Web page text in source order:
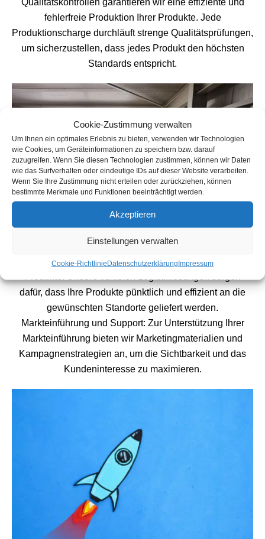
Cookie-Zustimmung verwalten
Um Ihnen ein optimales Erlebnis zu bieten, verwenden wir Technologien
wie Cookies, um Geräteinformationen zu speichern bzw. darauf
zuzugreifen. Wenn Sie diesen Technologien zustimmen, können wir Daten
wie das Surfverhalten oder eindeutige IDs auf dieser Website verarbeiten.
Wenn Sie Ihre Zustimmung nicht erteilen oder zurückziehen, können
bestimmte Merkmale und Funktionen beeinträchtigt werden.
Akzeptieren
Einstellungen verwalten
Cookie-RichtlinieDatenschutzerklärungImpressum
fehlerfreie Produktion Ihrer Produkte. Jede
Produktionscharge durchläuft strenge Qualitätsprüfungen,
um sicherzustellen, dass jedes Produkt den höchsten
Standards entspricht.
#8 Lagerung & Logistik
Wir übernehmen die Lagerung und Logistik Ihrer
Produkte. Unsere flexiblen Logistiklösungen sorgen
dafür, dass Ihre Produkte pünktlich und effizient an die
gewünschten Standorte geliefert werden.
Markteinführung und Support: Zur Unterstützung Ihrer
Markteinführung bieten wir Marketingmaterialien und
Kampagnenstrategien an, um die Sichtbarkeit und das
Kundeninteresse zu maximieren.